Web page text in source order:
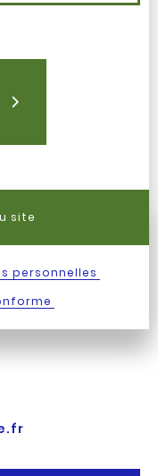
site
personnelles